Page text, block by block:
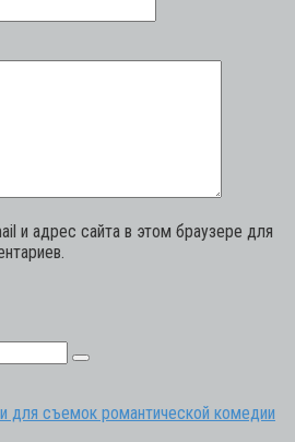
и адрес сайта в этом браузере для
для съемок романтической комедии